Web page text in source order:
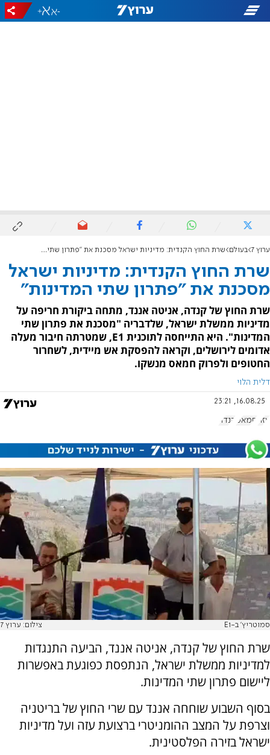
-
+
ערוץ 7 בעולם שרת החוץ הקנדית: מדיניות ישראל מסכנת את "פתרון שתי המדינות"
שרת החוץ הקנדית: מדיניות ישראל
מסכנת את "פתרון שתי המדינות"
שרת החוץ של קנדה, אניטה אננד, מתחה ביקורת חריפה על
מדיניות ממשלת ישראל, שלדבריה "מסכנת את פתרון שתי
המדינות". היא התייחסה לתוכנית E1, שמטרתה חיבור מעלה
אדומים לירושלים, וקראה להפסקת אש מיידית, לשחרור
החטופים ולפרוק חמאס מנשקו.
דלית הלוי
16.08.25, 23:21
עזה חמאס קנדה
סמוטריץ' ב-E1 צילום: ערוץ 7
שרת החוץ של קנדה, אניטה אננד, הביעה התנגדות
למדיניות ממשלת ישראל, הנתפסת כפוגעת באפשרות
ליישום פתרון שתי המדינות.
בסוף השבוע שוחחה אננד עם שרי החוץ של בריטניה
וצרפת על המצב ההומניטרי ברצועת עזה ועל מדיניות
ישראל בזירה הפלסטינית.